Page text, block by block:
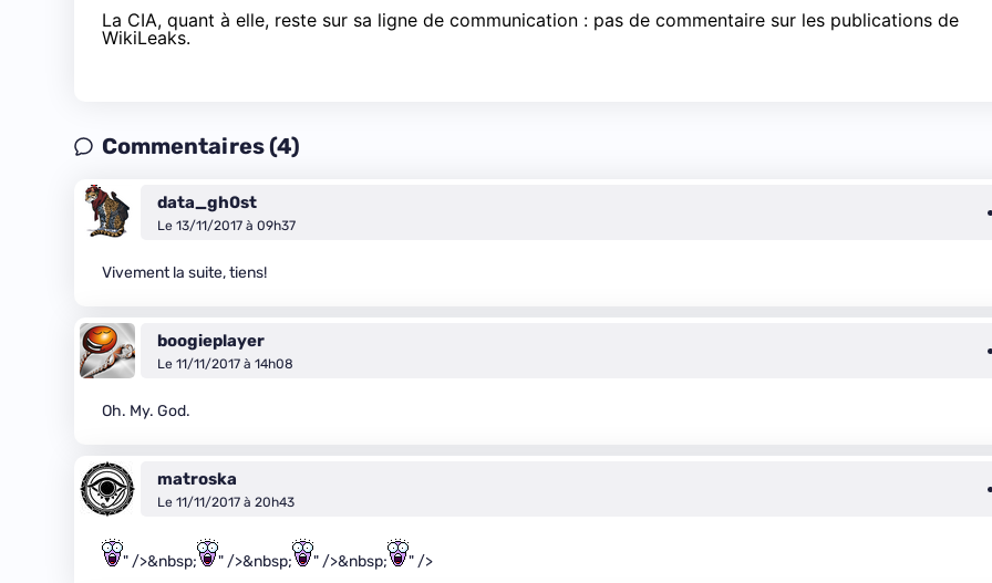
La CIA, quant à elle, reste sur sa ligne de communication : pas de commentaire sur les publications de
WikiLeaks.
Commentaires (4)
data_gh0st
Le 13/11/2017 à 09h37
Vivement la suite, tiens!
boogieplayer
Le 11/11/2017 à 14h08
Oh. My. God.
matroska
Le 11/11/2017 à 20h43
" />&nbsp; " />&nbsp; " />&nbsp; " />